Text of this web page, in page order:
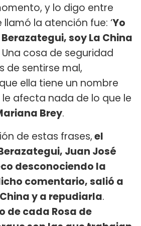
y lo digo entre
la atención fue: ‘Yo
soy La China
Una cosa de seguridad
de sentirse mal,
ella tiene un nombre
afecta nada de lo que le
Brey.
de estas frases,el
Juan José
desconociendo la
comentario, salió a
y a repudiarla.
de cada Rosa de